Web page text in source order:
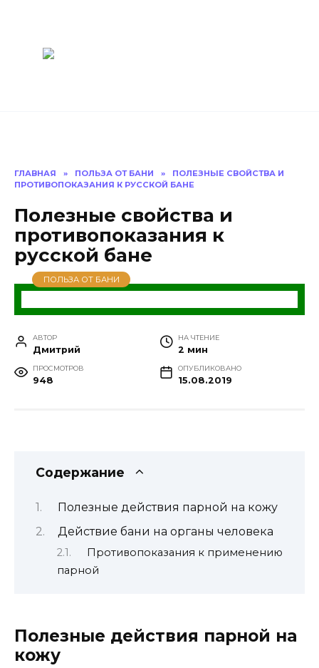
ГЛАВНАЯ » ПОЛЬЗА ОТ БАНИ »
ПОЛЕЗНЫЕ СВОЙСТВА И
ПРОТИВОПОКАЗАНИЯ К РУССКОЙ БАНЕ
Полезные свойства и
противопоказания к
русской бане
ПОЛЬЗА ОТ БАНИ
АВТОР
Дмитрий
НА ЧТЕНИЕ
2 мин
ПРОСМОТРОВ
948
ОПУБЛИКОВАНО
15.08.2019
Содержание
Полезные действия парной на кожу
Действие бани на органы человека
Противопоказания к применению
парной
Полезные действия парной на
кожу